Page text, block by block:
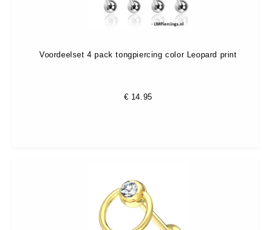
Voordeelset 4 pack tongpiercing color Leopard print
€ 14.95